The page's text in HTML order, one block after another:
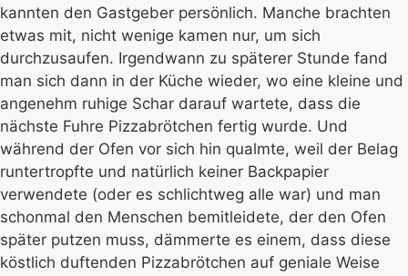
kannten den Gastgeber persönlich. Manche brachten
etwas mit, nicht wenige kamen nur, um sich
durchzusaufen. Irgendwann zu späterer Stunde fand
man sich dann in der Küche wieder, wo eine kleine und
angenehm ruhige Schar darauf wartete, dass die
nächste Fuhre Pizzabrötchen fertig wurde. Und
während der Ofen vor sich hin qualmte, weil der Belag
runtertropfte und natürlich keiner Backpapier
verwendete (oder es schlichtweg alle war) und man
schonmal den Menschen bemitleidete, der den Ofen
später putzen muss, dämmerte es einem, dass diese
köstlich duftenden Pizzabrötchen auf geniale Weise